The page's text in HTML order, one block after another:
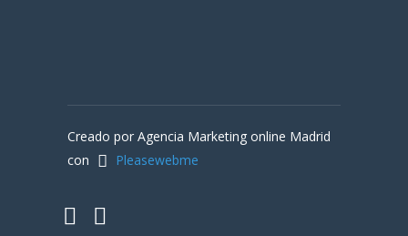
Creado por Agencia Marketing online Madrid
con
Pleasewebme